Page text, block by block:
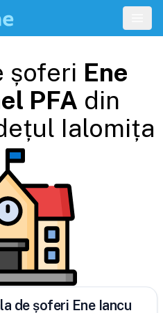
șoferi Ene
PFA din
Ialomița
de șoferi Ene Iancu